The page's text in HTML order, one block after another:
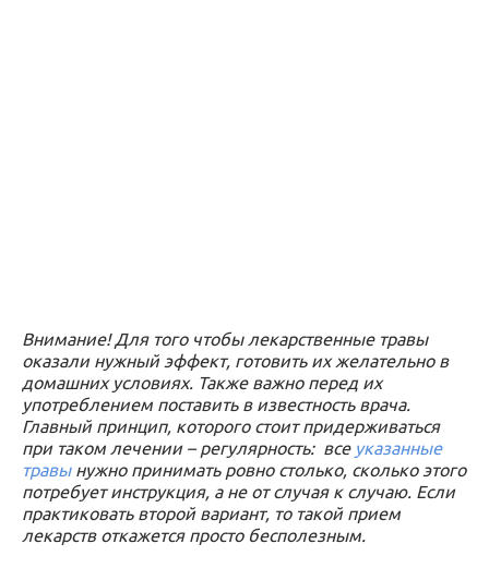
Внимание! Для того чтобы лекарственные травы
оказали нужный эффект, готовить их желательно в
домашних условиях. Также важно перед их
употреблением поставить в известность врача.
Главный принцип, которого стоит придерживаться
при таком лечении – регулярность: все указанные
травынужно принимать ровно столько, сколько этого
потребует инструкция, а не от случая к случаю. Если
практиковать второй вариант, то такой прием
лекарств откажется просто бесполезным.